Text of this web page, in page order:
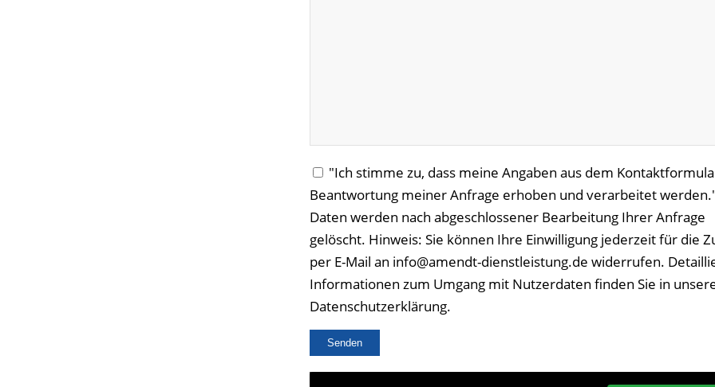
"Ich stimme zu, dass meine Angaben aus dem
Beantwortung meiner Anfrage erhoben und verarbeitet
Daten werden nach abgeschlossener Bearbeitung Ihrer Anfrage
gelöscht. Hinweis: Sie können Ihre Einwilligung jederzeit für die
per E-Mail an info@amendt-dienstleistung.de widerrufen.
Informationen zum Umgang mit Nutzerdaten finden Sie in
Datenschutzerklärung.